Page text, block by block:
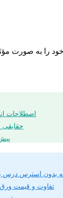
را به صورت
اصطلاحات
حقایقی
بدون استرس درس
تفاوت و قیمت ورق